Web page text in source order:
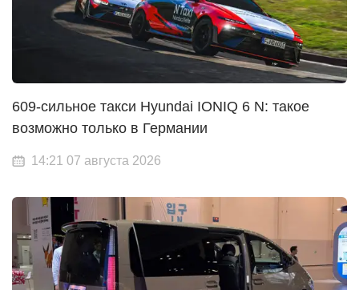
609-сильное такси Hyundai IONIQ 6 N: такое
возможно только в Германии
14:21 07 августа 2026